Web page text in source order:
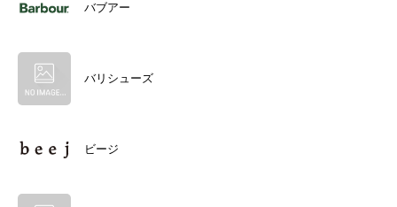
バブアー
バリシューズ
ビージ